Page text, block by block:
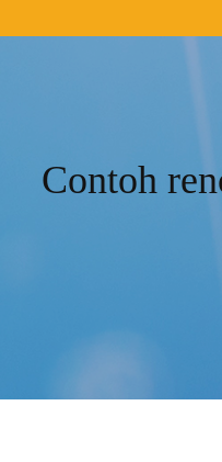
Contoh